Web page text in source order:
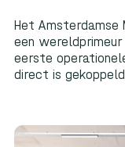
Het
een
eerste
direct is